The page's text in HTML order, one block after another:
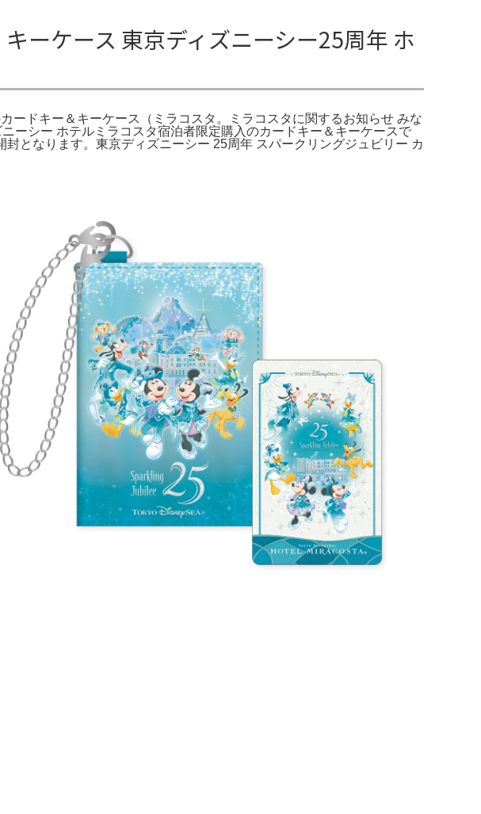
ケース 東京ディズニーシー25周年 ホ
ードキー＆キーケース（ミラコスタ。ミラコスタに関するお知らせ みな
ーシー ホテルミラコスタ宿泊者限定購入のカードキー＆キーケースで
となります。東京ディズニーシー 25周年 スパークリングジュビリー カ